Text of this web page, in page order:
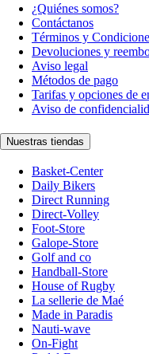
¿Quiénes somos?
Contáctanos
Términos y
Devoluciones y
Aviso legal
Métodos de pago
Tarifas y opciones de
Aviso de
Nuestras tiendas
Basket-Center
Daily Bikers
Direct Running
Direct-Volley
Foot-Store
Galope-Store
Golf and co
Handball-Store
House of Rugby
La sellerie de Maé
Made in Paradis
Nauti-wave
On-Fight